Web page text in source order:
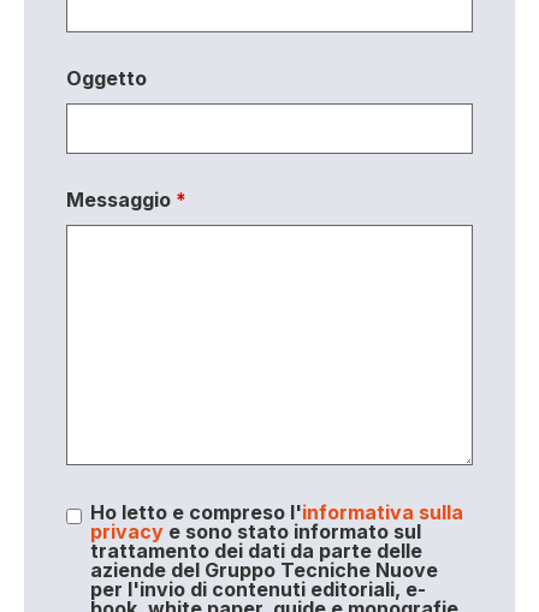
Oggetto
Messaggio *
Ho letto e compreso l'informativa sulla
privacye sono stato informato sul
trattamento dei dati da parte delle
aziende del Gruppo Tecniche Nuove
per l'invio di contenuti editoriali, e-